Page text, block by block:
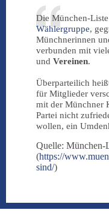
Die München-
Wählergruppe,
Münchnerinnen
verbunden mit
und Vereinen.
Überparteilich
für Mitglieder
mit der Münchner
Partei nicht
wollen, ein
Quelle: München-
(https://
sind/)